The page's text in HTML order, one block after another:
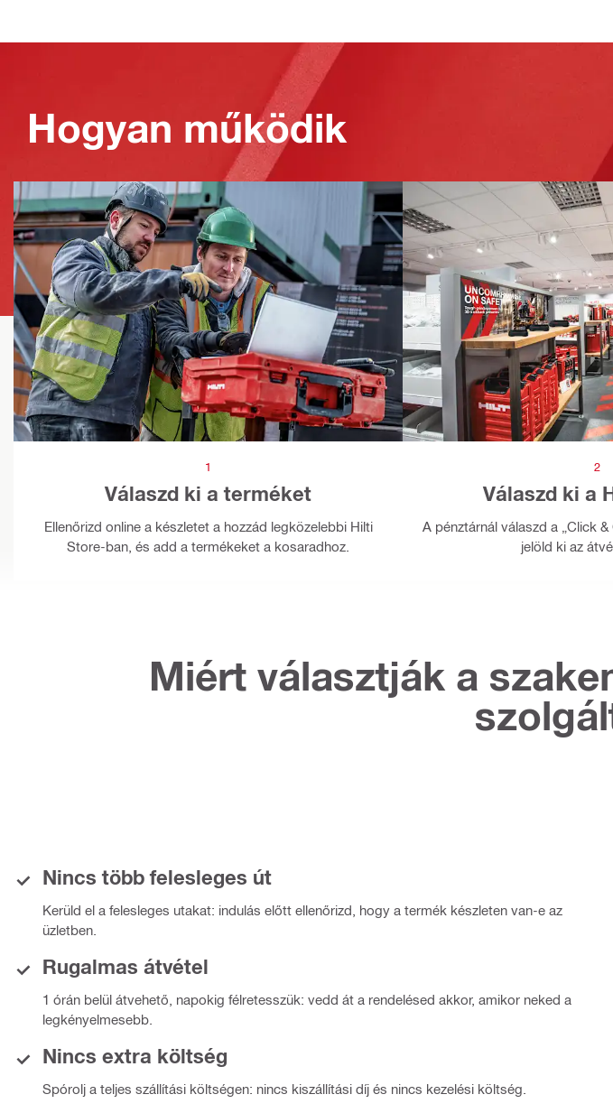
Hogyan működik
1
Válaszd ki a terméket
Ellenőrizd online a készletet a hozzád legközelebbi Hilti
Store-ban, és add a termékeket a kosaradhoz.
2
Válaszd ki a
A pénztárnál válaszd a „Click
jelöld ki az
Miért választják a
Nincs több felesleges út
Kerüld el a felesleges utakat: indulás előtt ellenőrizd, hogy a termék készleten van-e az
üzletben.
Rugalmas átvétel
1 órán belül átvehető, napokig félretesszük: vedd át a rendelésed akkor, amikor neked a
legkényelmesebb.
Nincs extra költség
Spórolj a teljes szállítási költségen: nincs kiszállítási díj és nincs kezelési költség.